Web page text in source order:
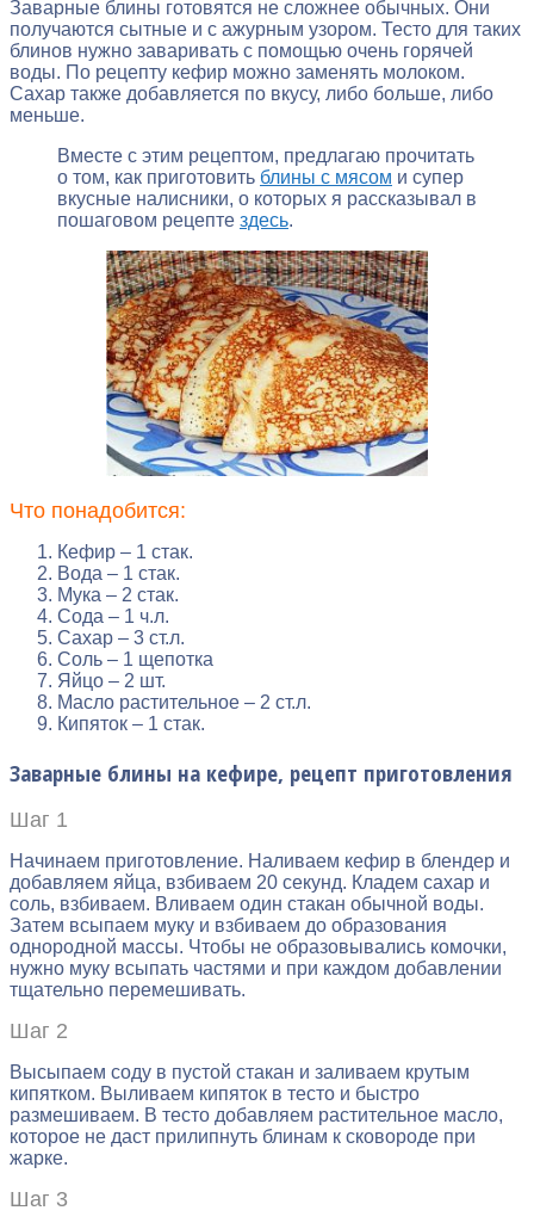
Заварные блины готовятся не сложнее обычных. Они
получаются сытные и с ажурным узором. Тесто для таких
блинов нужно заваривать с помощью очень горячей
воды. По рецепту кефир можно заменять молоком.
Сахар также добавляется по вкусу, либо больше, либо
меньше.
Вместе с этим рецептом, предлагаю прочитать
о том, как приготовить блины с мясом и супер
вкусные налисники, о которых я рассказывал в
пошаговом рецепте здесь.
Что понадобится:
Кефир – 1 стак.
Вода – 1 стак.
Мука – 2 стак.
Сода – 1 ч.л.
Сахар – 3 ст.л.
Соль – 1 щепотка
Яйцо – 2 шт.
Масло растительное – 2 ст.л.
Кипяток – 1 стак.
Заварные блины на кефире, рецепт приготовления
Шаг 1
Начинаем приготовление. Наливаем кефир в блендер и
добавляем яйца, взбиваем 20 секунд. Кладем сахар и
соль, взбиваем. Вливаем один стакан обычной воды.
Затем всыпаем муку и взбиваем до образования
однородной массы. Чтобы не образовывались комочки,
нужно муку всыпать частями и при каждом добавлении
тщательно перемешивать.
Шаг 2
Высыпаем соду в пустой стакан и заливаем крутым
кипятком. Выливаем кипяток в тесто и быстро
размешиваем. В тесто добавляем растительное масло,
которое не даст прилипнуть блинам к сковороде при
жарке.
Шаг 3